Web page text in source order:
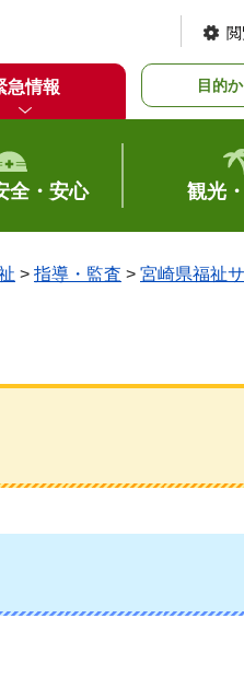
急情報 目的
全・安心 観光
> 指導・監査 > 宮崎県福祉